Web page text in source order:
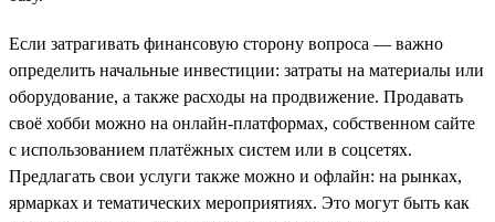
Если затрагивать финансовую сторону вопроса — важно
определить начальные инвестиции: затраты на материалы или
оборудование, а также расходы на продвижение. Продавать
своё хобби можно на онлайн-платформах, собственном сайте
с использованием платёжных систем или в соцсетях.
Предлагать свои услуги также можно и офлайн: на рынках,
ярмарках и тематических мероприятиях. Это могут быть как